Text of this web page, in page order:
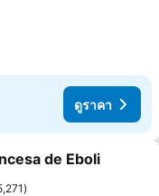
ดูราคา
ยการโปรด
de Eboli